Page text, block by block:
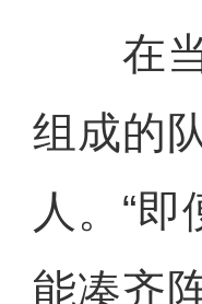
在当
组成的
人。“
能凑齐